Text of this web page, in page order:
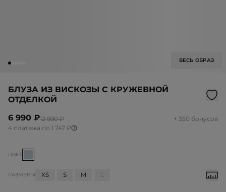
ВЕСЬ ОБРАЗ
БЛУЗА ИЗ ВИСКОЗЫ С КРУЖЕВНОЙ
ОТДЕЛКОЙ
6 990 ₽12 990 ₽
+ 350 бонусов
4 платежа по 1 747 ₽
ЦВЕТ
РАЗМЕРЫ XS S M